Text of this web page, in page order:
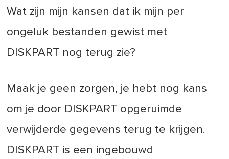
Wat zijn mijn kansen dat ik mijn per
ongeluk bestanden gewist met
DISKPART nog terug zie?
Maak je geen zorgen, je hebt nog kans
om je door DISKPART opgeruimde
verwijderde gegevens terug te krijgen.
DISKPART is een ingebouwd